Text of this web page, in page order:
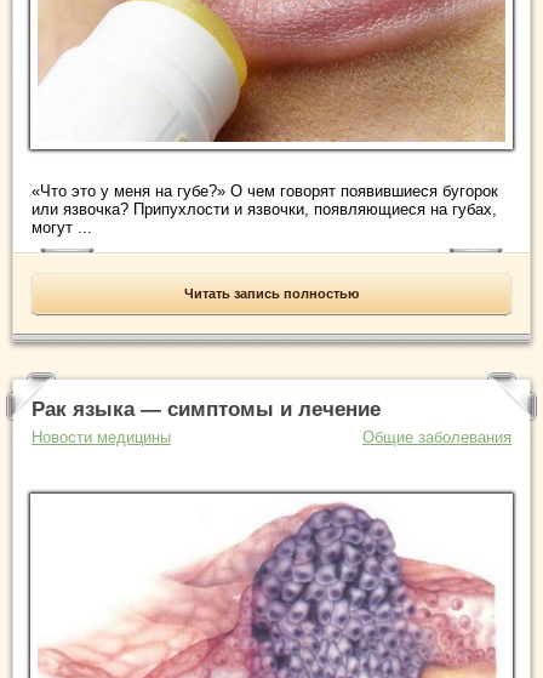
«Что это у меня на губе?» О чем говорят появившиеся бугорок
или язвочка? Припухлости и язвочки, появляющиеся на губах,
могут ...
Читать запись полностью
Рак языка — симптомы и лечение
Новости медицины Общие заболевания